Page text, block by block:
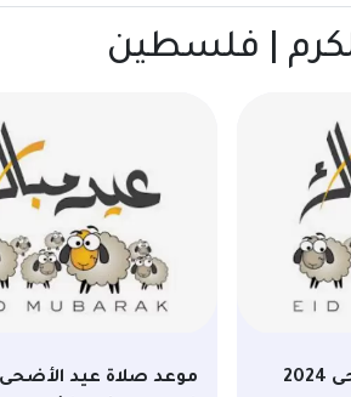
موعد صلاة عيد الأضحى 2024